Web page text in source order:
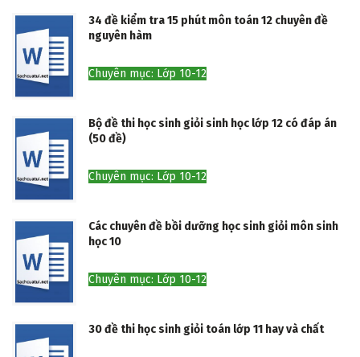
34 đề kiểm tra 15 phút môn toán 12 chuyên đề
nguyên hàm
Chuyên mục: Lớp 10-12
Bộ đề thi học sinh giỏi sinh học lớp 12 có đáp án
(50 đề)
Chuyên mục: Lớp 10-12
Các chuyên đề bồi dưỡng học sinh giỏi môn sinh
học 10
Chuyên mục: Lớp 10-12
30 đề thi học sinh giỏi toán lớp 11 hay và chất